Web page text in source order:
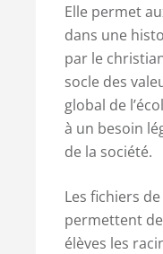
Elle permet
dans une
par le
socle des
global de
à un besoin
de la société.
Les fichiers
permettent
élèves les